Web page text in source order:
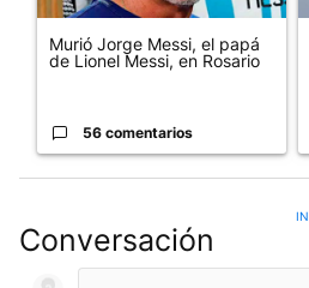
Murió Jorge Messi, el papá
de Lionel Messi, en Rosario
56 comentarios
Conversación